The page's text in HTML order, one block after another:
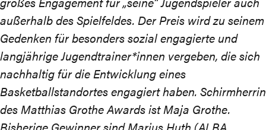
außerhalb des Spielfeldes. Der Preis wird zu seinem
Gedenken für besonders sozial engagierte und
langjährige Jugendtrainer*innen vergeben, die sich
nachhaltig für die Entwicklung eines
Basketballstandortes engagiert haben. Schirmherrin
des Matthias Grothe Awards ist Maja Grothe.